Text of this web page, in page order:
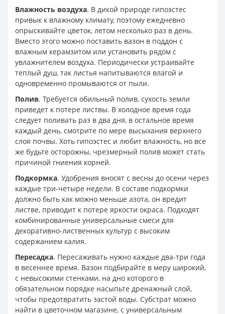
Влажность воздуха. В дикой природе гипоэстес
привык к влажному климату, поэтому ежедневно
опрыскивайте цветок, летом несколько раз в день.
Вместо этого можно поставить вазон в поддон с
влажным керамзитом или установить рядом с
увлажнителем воздуха. Периодически устраивайте
теплый душ, так листья напитываются влагой и
одновременно промываются от пыли.
Полив. Требуется обильный полив, сухость земли
приведет к потере листвы. В холодное время года
следует поливать раз в два дня, в остальное время
каждый день, смотрите по мере высыхания верхнего
слоя почвы. Хоть гипоэстес и любит влажность, но все
же будьте осторожны, чрезмерный полив может стать
причиной гниения корней.
Подкормка. Удобрения вносят с весны до осени через
каждые три-четыре недели. В составе подкормки
должно быть как можно меньше азота, он вредит
листве, приводит к потере яркости окраса. Подходят
комбинированные универсальные смеси для
декоративно-лиственных культур с высоким
содержанием калия.
Пересадка. Пересаживать нужно каждые два-три года
в весеннее время. Вазон подбирайте в меру широкий,
с невысокими стенками, на дно которого в
обязательном порядке насыпьте дренажный слой,
чтобы предотвратить застой воды. Субстрат можно
найти в цветочном магазине, с универсальным